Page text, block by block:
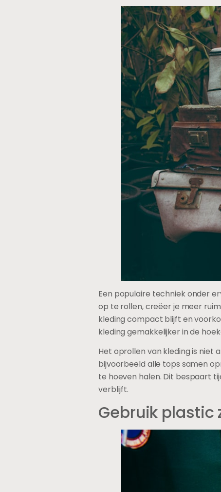
Een populaire techniek onder
op te rollen, creëer je meer
kleding compact blijft en
kleding gemakkelijker in de
Het oprollen van kleding is niet
bijvoorbeeld alle tops samen
te hoeven halen. Dit bespaart
verblijft.
Gebruik plastic